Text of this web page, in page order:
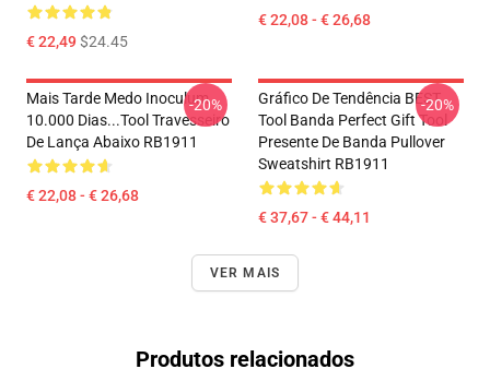
€ 22,49$24.45
€ 22,08 - € 26,68
Mais Tarde Medo Inoculum
10.000 Dias...tool Travesseiro
De Lança Abaixo RB1911
€ 22,08 - € 26,68
-20%
Gráfico De Tendência BEST
Tool Banda Perfect Gift Tool
Presente De Banda Pullover
Sweatshirt RB1911
€ 37,67 - € 44,11
-20%
VER MAIS
Produtos relacionados